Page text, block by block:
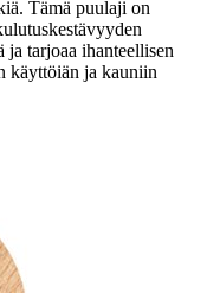
Tämä puulaji on
ja tarjoaa ihanteellisen
käyttöiän ja kauniin